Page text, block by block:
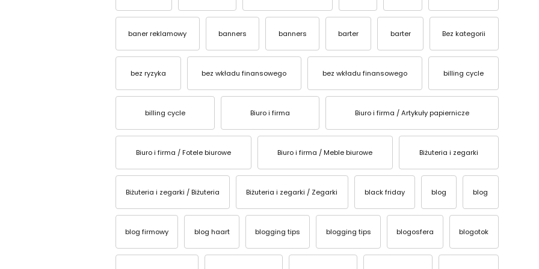
baner reklamowy banners banners barter barter Bez kategorii
bez ryzyka bez wkładu finansowego bez wkładu finansowego billing cycle
billing cycle Biuro i firma Biuro i firma / Artykuły papiernicze
Biuro i firma / Fotele biurowe Biuro i firma / Meble biurowe Biżuteria i zegarki
Biżuteria i zegarki / Biżuteria Biżuteria i zegarki / Zegarki black friday blog blog
blog firmowy blog haart blogging tips blogging tips blogosfera blogotok